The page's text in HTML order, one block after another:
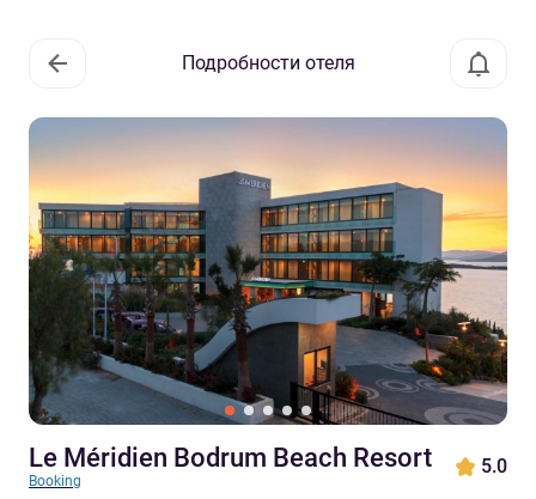
Подробности отеля
Le Méridien Bodrum Beach Resort
Booking
5.0